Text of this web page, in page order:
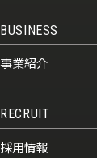
BUSINESS
事業紹介
RECRUIT
採用情報